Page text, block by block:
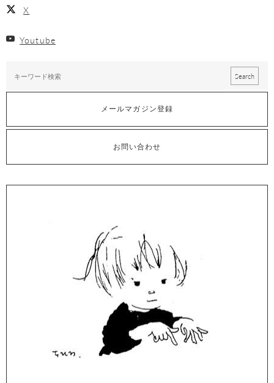
X
Youtube
メールマガジン登録
お問い合わせ